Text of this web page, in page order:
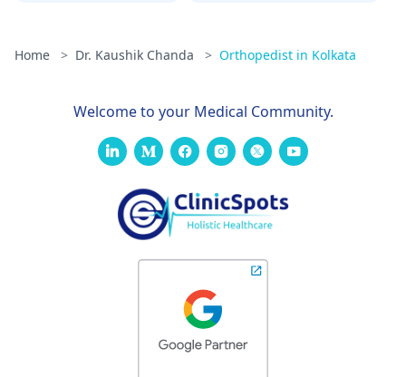
Home > Dr. Kaushik Chanda > Orthopedist in Kolkata
Welcome to your Medical Community.